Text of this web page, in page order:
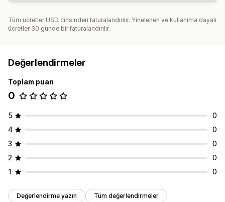
Tüm ücretler USD cinsinden faturalandırılır. Yinelenen ve kullanıma dayalı
ücretler 30 günde bir faturalandırılır.
Değerlendirmeler
Toplam puan
0
5
0
4
0
3
0
2
0
1
0
Değerlendirme yazın Tüm değerlendirmeler